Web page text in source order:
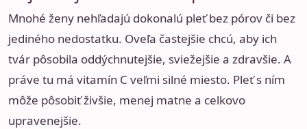
Mnohé ženy nehľadajú dokonalú pleť bez pórov či bez
jediného nedostatku. Oveľa častejšie chcú, aby ich
tvár pôsobila oddýchnutejšie, sviežejšie a zdravšie. A
práve tu má vitamín C veľmi silné miesto. Pleť s ním
môže pôsobiť živšie, menej matne a celkovo
upravenejšie.